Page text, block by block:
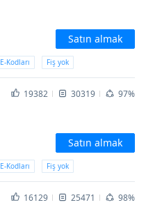
Satın almak
E-Kodları Fiş yok
19382 30319
97%
Satın almak
E-Kodları Fiş yok
16129 25471
98%